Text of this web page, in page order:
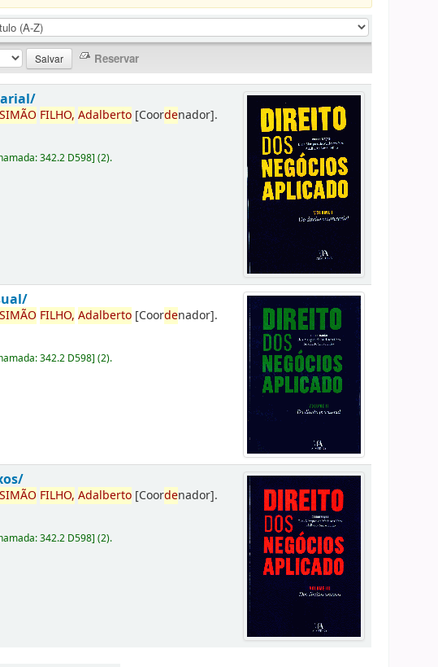
SIMÃO FILHO, Adalberto [Coordenador].
342.2 D598](2).
SIMÃO FILHO, Adalberto [Coordenador].
342.2 D598](2).
SIMÃO FILHO, Adalberto [Coordenador].
342.2 D598](2).